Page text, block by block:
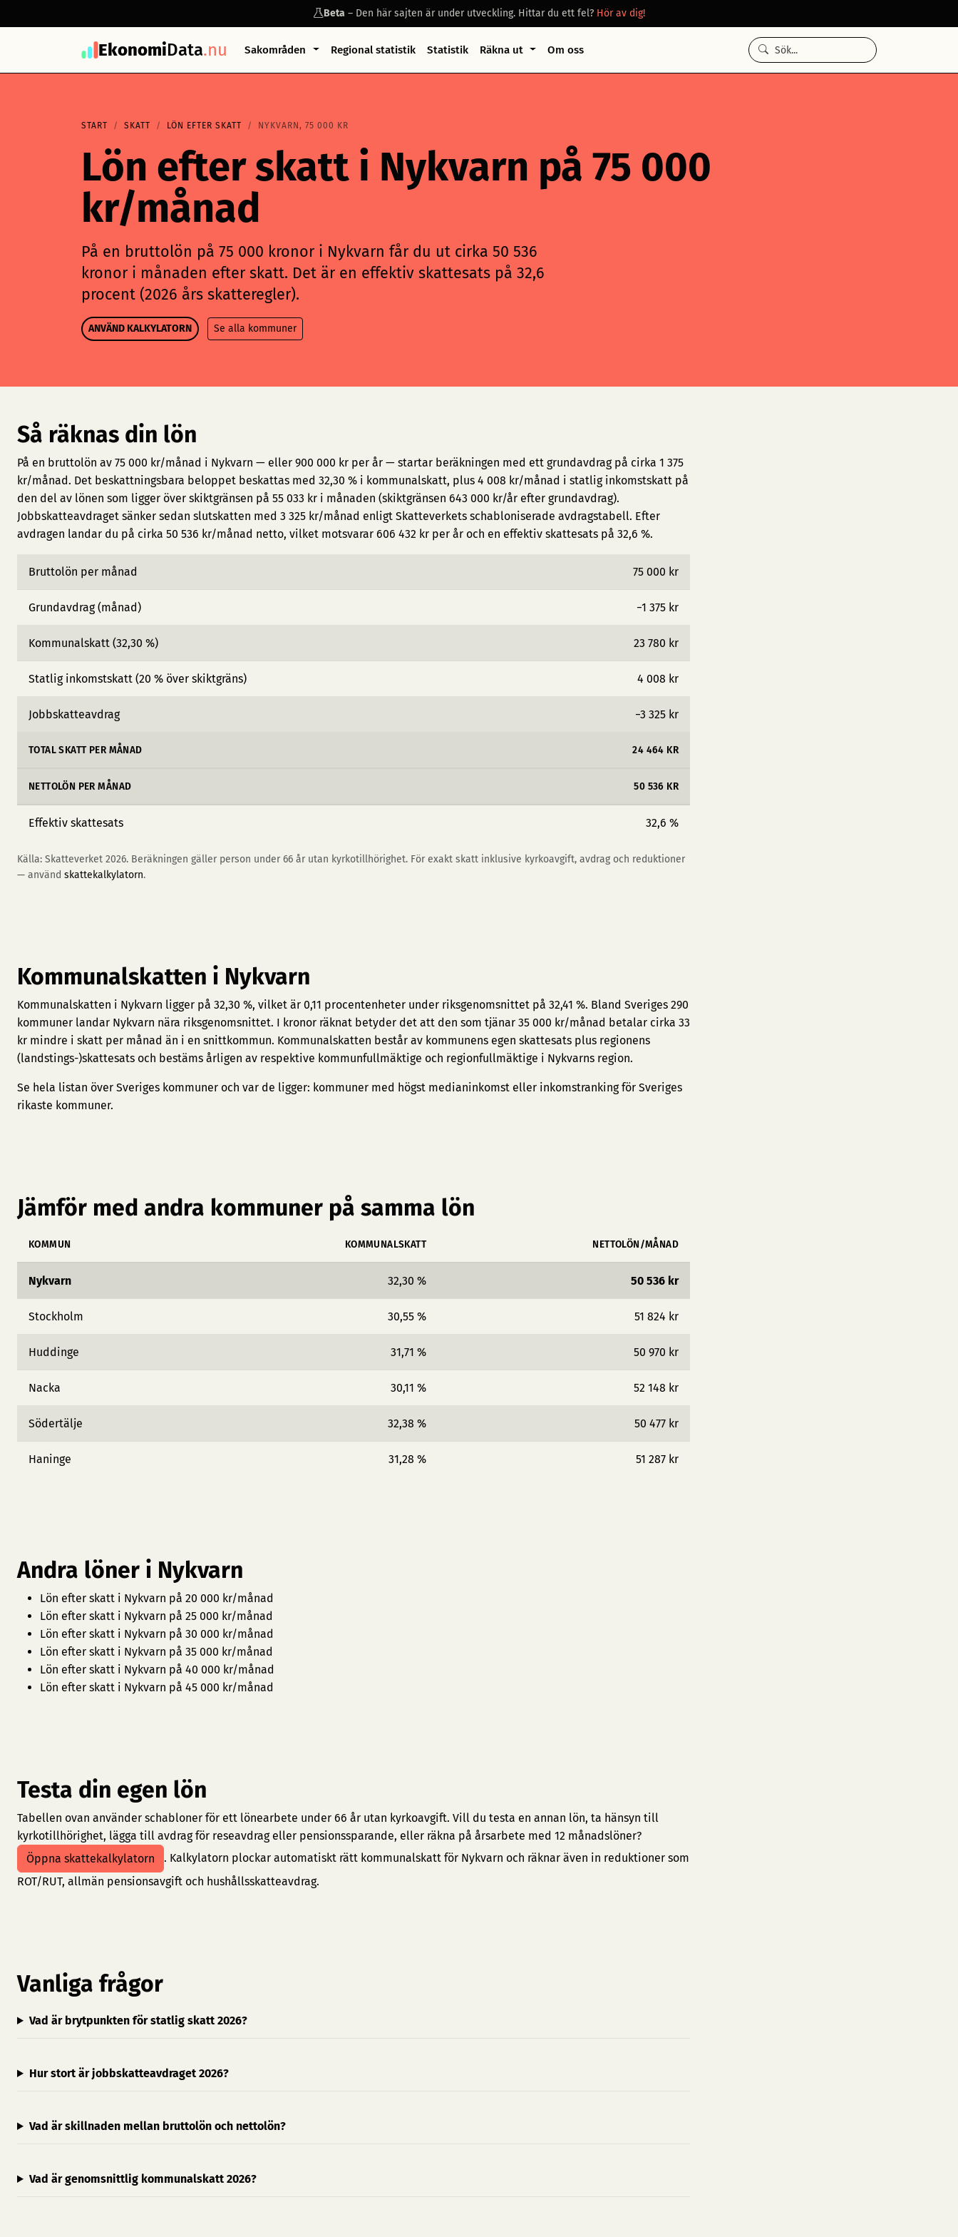
Beta– Den här sajten är under utveckling. Hittar du ett fel? Hör av dig!
EkonomiData.nu Sakområden Regional statistik Statistik Räkna ut Om oss
START SKATT LÖN EFTER SKATT NYKVARN, 75 000 KR
Lön efter skatt i Nykvarn på 75 000
kr/månad
På en bruttolön på 75 000 kronor i Nykvarn får du ut cirka 50 536
kronor i månaden efter skatt. Det är en effektiv skattesats på 32,6
procent (2026 års skatteregler).
ANVÄND KALKYLATORN Se alla kommuner
Så räknas din lön
På en bruttolön av 75 000 kr/månad i Nykvarn — eller 900 000 kr per år — startar beräkningen med ett grundavdrag på cirka 1 375
kr/månad. Det beskattningsbara beloppet beskattas med 32,30 % i kommunalskatt, plus 4 008 kr/månad i statlig inkomstskatt på
den del av lönen som ligger över skiktgränsen på 55 033 kr i månaden (skiktgränsen 643 000 kr/år efter grundavdrag).
Jobbskatteavdraget sänker sedan slutskatten med 3 325 kr/månad enligt Skatteverkets schabloniserade avdragstabell. Efter
avdragen landar du på cirka 50 536 kr/månad netto, vilket motsvarar 606 432 kr per år och en effektiv skattesats på 32,6 %.
Bruttolön per månad 75 000 kr
Grundavdrag (månad) −1 375 kr
Kommunalskatt (32,30 %) 23 780 kr
Statlig inkomstskatt (20 % över skiktgräns) 4 008 kr
Jobbskatteavdrag −3 325 kr
TOTAL SKATT PER MÅNAD 24 464 KR
NETTOLÖN PER MÅNAD 50 536 KR
Effektiv skattesats 32,6 %
Källa: Skatteverket 2026. Beräkningen gäller person under 66 år utan kyrkotillhörighet. För exakt skatt inklusive kyrkoavgift, avdrag och reduktioner
— använd skattekalkylatorn.
Kommunalskatten i Nykvarn
Kommunalskatten i Nykvarn ligger på 32,30 %, vilket är 0,11 procentenheter under riksgenomsnittet på 32,41 %. Bland Sveriges 290
kommuner landar Nykvarn nära riksgenomsnittet. I kronor räknat betyder det att den som tjänar 35 000 kr/månad betalar cirka 33
kr mindre i skatt per månad än i en snittkommun. Kommunalskatten består av kommunens egen skattesats plus regionens
(landstings-)skattesats och bestäms årligen av respektive kommunfullmäktige och regionfullmäktige i Nykvarns region.
Se hela listan över Sveriges kommuner och var de ligger: kommuner med högst medianinkomst eller inkomstranking för Sveriges
rikaste kommuner.
Jämför med andra kommuner på samma lön
KOMMUN KOMMUNALSKATT NETTOLÖN/MÅNAD
Nykvarn 32,30 % 50 536 kr
Stockholm 30,55 % 51 824 kr
Huddinge 31,71 % 50 970 kr
Nacka 30,11 % 52 148 kr
Södertälje 32,38 % 50 477 kr
Haninge 31,28 % 51 287 kr
Andra löner i Nykvarn
Lön efter skatt i Nykvarn på 20 000 kr/månad
Lön efter skatt i Nykvarn på 25 000 kr/månad
Lön efter skatt i Nykvarn på 30 000 kr/månad
Lön efter skatt i Nykvarn på 35 000 kr/månad
Lön efter skatt i Nykvarn på 40 000 kr/månad
Lön efter skatt i Nykvarn på 45 000 kr/månad
Testa din egen lön
Tabellen ovan använder schabloner för ett lönearbete under 66 år utan kyrkoavgift. Vill du testa en annan lön, ta hänsyn till
kyrkotillhörighet, lägga till avdrag för reseavdrag eller pensionssparande, eller räkna på årsarbete med 12 månadslöner?
Öppna skattekalkylatorn
. Kalkylatorn plockar automatiskt rätt kommunalskatt för Nykvarn och räknar även in reduktioner som
ROT/RUT, allmän pensionsavgift och hushållsskatteavdrag.
Vanliga frågor
Vad är brytpunkten för statlig skatt 2026?
Hur stort är jobbskatteavdraget 2026?
Vad är skillnaden mellan bruttolön och nettolön?
Vad är genomsnittlig kommunalskatt 2026?